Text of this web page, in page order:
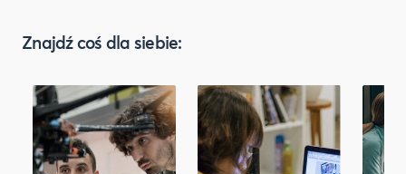
Znajdź coś dla siebie: